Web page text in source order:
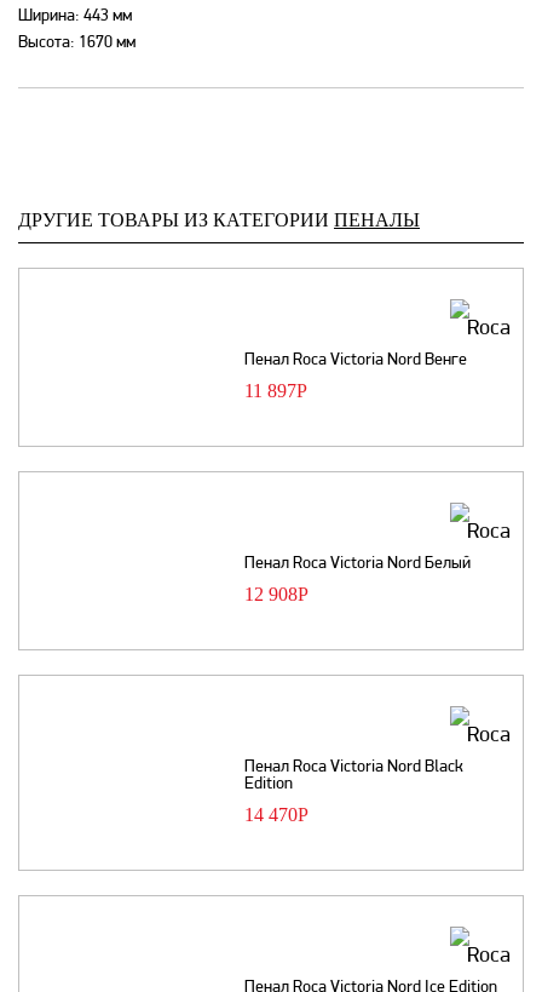
Ширина: 443 мм
Высота: 1670 мм
ДРУГИЕ ТОВАРЫ ИЗ КАТЕГОРИИ ПЕНАЛЫ
Пенал Roca Victoria Nord Венге
11 897Р
Пенал Roca Victoria Nord Белый
12 908Р
Пенал Roca Victoria Nord Black
Edition
14 470Р
Пенал Roca Victoria Nord Ice Edition